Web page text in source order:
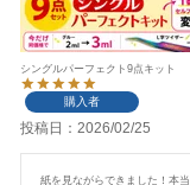
シングルパーフェクト9点キット
購入者
投稿日 2026/02/25